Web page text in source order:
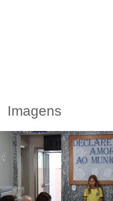
Imagens